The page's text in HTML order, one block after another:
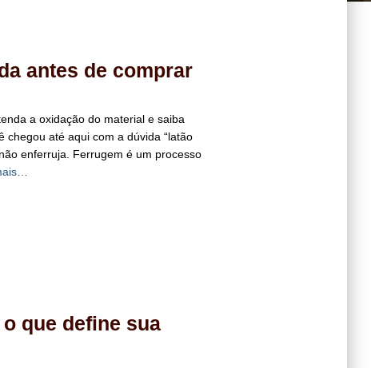
antes de comprar
a oxidação do material e saiba
chegou até aqui com a dúvida “latão
enferruja. Ferrugem é um processo
que define sua